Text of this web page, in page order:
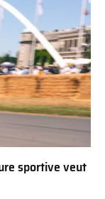
sportive veut